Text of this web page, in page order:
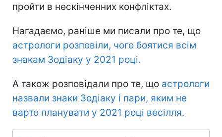
пройти в нескінченних конфліктах.
Нагадаємо, раніше ми писали про те, що
астрологи розповіли, чого боятися всім
знакам Зодіаку у 2021 році.
А також розповідали про те, що астрологи
назвали знаки Зодіаку і пари, яким не
варто планувати у 2021 році весілля.